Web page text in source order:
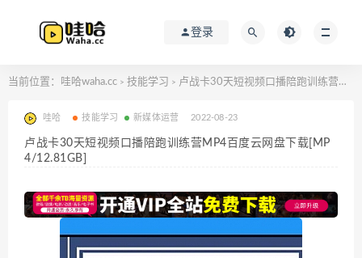
登录
当前位置： 哇哈waha.cc > 技能学习 > 卢战卡30天短视频口播陪跑训练营MP4百度云网盘下载[MP4/12.81GB]
哇哈 技能学习 新媒体运营 2022-08-23
卢战卡30天短视频口播陪跑训练营MP4百度云网盘下载[MP
4/12.81GB]